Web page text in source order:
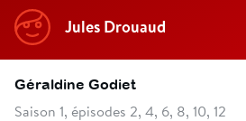
Jules Drouaud
Géraldine Godiet
Saison 1, épisodes 2, 4, 6, 8, 10, 12